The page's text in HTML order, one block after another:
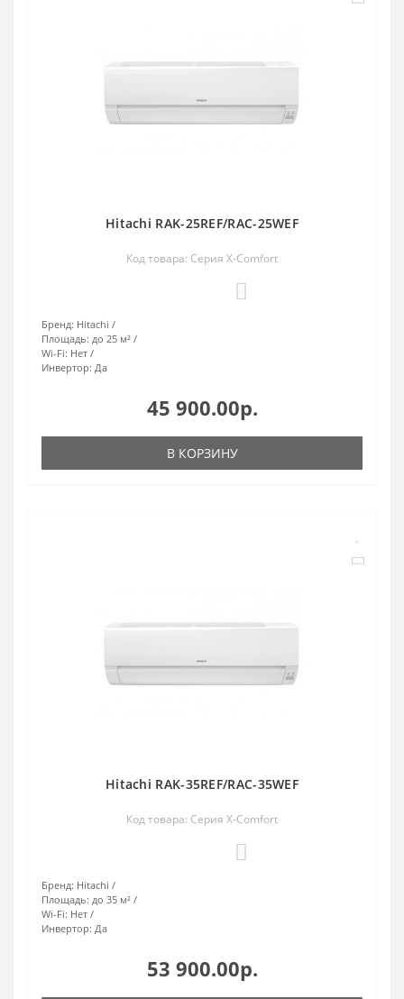
Hitachi RAK-25REF/RAC-25WEF
Код товара: Серия X-Comfort
Бренд: Hitachi
Площадь: до 25 м²
Wi-Fi: Нет
Инвертор: Да
45 900.00р.
В КОРЗИНУ
Hitachi RAK-35REF/RAC-35WEF
Код товара: Серия X-Comfort
Бренд: Hitachi
Площадь: до 35 м²
Wi-Fi: Нет
Инвертор: Да
53 900.00р.